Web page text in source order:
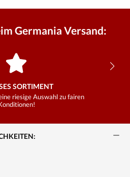
Germania Versand:
SORTIMENT
riesige Auswahl zu fairen